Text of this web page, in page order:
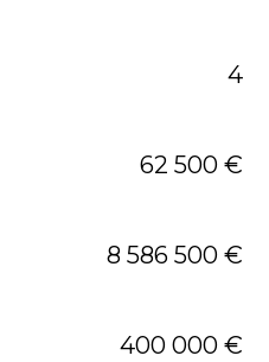
4
62 500 €
8 586 500 €
400 000 €